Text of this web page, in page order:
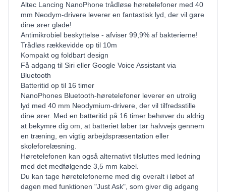
Altec Lancing NanoPhone trådløse høretelefoner med 40
mm Neodym-drivere leverer en fantastisk lyd, der vil gøre
dine ører glade!
Antimikrobiel beskyttelse - afviser 99,9% af bakterierne!
Trådløs rækkevidde op til 10m
Kompakt og foldbart design
Få adgang til Siri eller Google Voice Assistant via
Bluetooth
Batteritid op til 16 timer
NanoPhones Bluetooth-høretelefoner leverer en utrolig
lyd med 40 mm Neodymium-drivere, der vil tilfredsstille
dine ører. Med en batteritid på 16 timer behøver du aldrig
at bekymre dig om, at batteriet løber tør halvvejs gennem
en træning, en vigtig arbejdspræsentation eller
skoleforelæsning.
Høretelefonen kan også alternativt tilsluttes med ledning
med det medfølgende 3,5 mm kabel.
Du kan tage høretelefonerne med dig overalt i løbet af
dagen med funktionen "Just Ask", som giver dig adgang